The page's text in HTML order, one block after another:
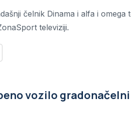
čelnik Dinama i alfa i omega
televiziji.
vozilo